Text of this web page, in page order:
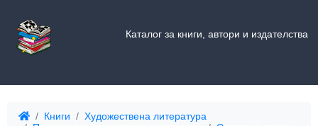
Каталог за книги, автори и издателства
Книги
Художествена литература